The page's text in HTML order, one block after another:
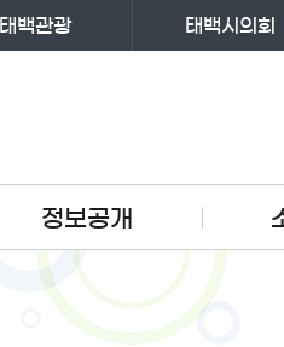
태백관광 태백시의회
정보공개